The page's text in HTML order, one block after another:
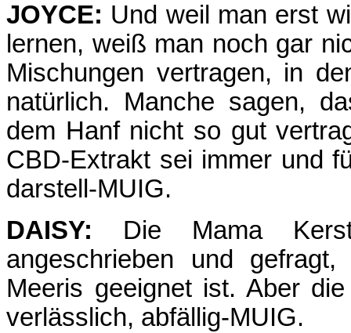
JOYCE: Und weil man erst
lernen, weiß man noch gar
Mischungen vertragen, in
natürlich. Manche sagen,
dem Hanf nicht so gut
CBD-Extrakt sei immer und
darstell-MUIG.
DAISY: Die Mama
angeschrieben und
Meeris geeignet ist. Aber
verlässlich, abfällig-MUIG.